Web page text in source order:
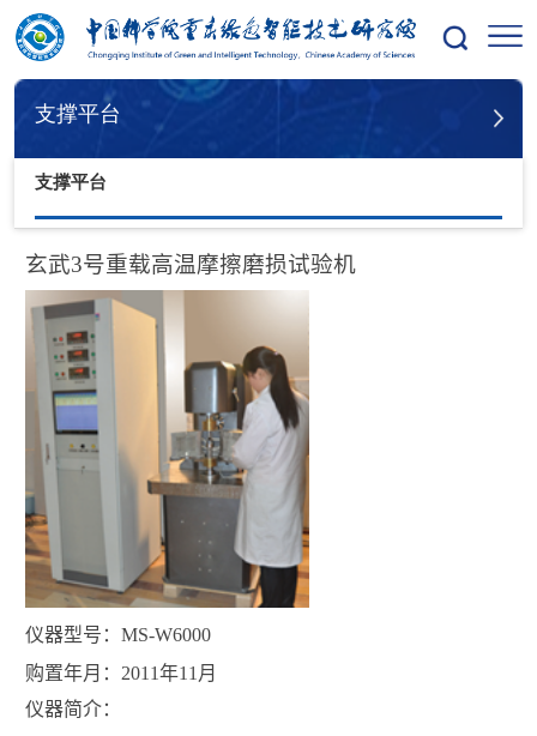
您的位置：首页 支撑平台
支撑平台
支撑平台
玄武3号重载高温摩擦磨损试验机
仪器型号 ： MS-W6000
购置年月 ： 2011年11 月
仪器简介：